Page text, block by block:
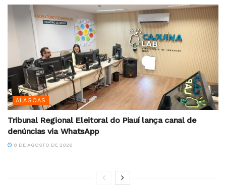
ALAGOAS
Tribunal Regional Eleitoral do Piauí lança canal de
denúncias via WhatsApp
8 DE AGOSTO DE 2026